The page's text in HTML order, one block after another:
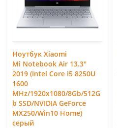
Ноутбук Xiaomi
Mi Notebook Air 13.3"
2019 (Intel Core i5 8250U
1600
MHz/1920x1080/8Gb/512G
b SSD/NVIDIA GeForce
MX250/Win10 Home)
серый